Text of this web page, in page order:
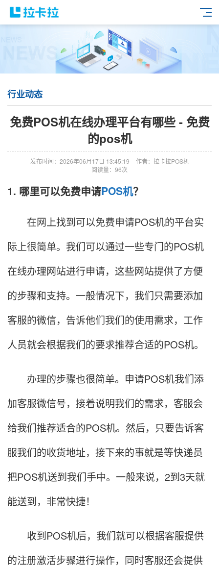
行业动态
免费POS机在线办理平台有哪些 - 免费
的pos机
发布时间：2026年06月17日 13:45:19
作者：拉卡拉POS机
阅读量：96次
1. 哪里可以免费申请POS机？
在网上找到可以免费申请POS机的平台实
际上很简单。我们可以通过一些专门的POS机
在线办理网站进行申请，这些网站提供了方便
的步骤和支持。一般情况下，我们只需要添加
客服的微信，告诉他们我们的使用需求，工作
人员就会根据我们的要求推荐合适的POS机。
办理的步骤也很简单。申请POS机我们添
加客服微信号，接着说明我们的需求，客服会
给我们推荐适合的POS机。然后，只要告诉客
服我们的收货地址，接下来的事就是等快递员
把POS机送到我们手中。一般来说，2到3天就
能送到，非常快捷！
收到POS机后，我们就可以根据客服提供
的注册激活步骤进行操作，同时客服还会提供